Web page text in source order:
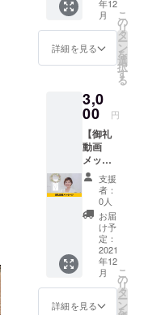
みのお
値段で
す。
在制作
中の
SHAON
のHPに
支援者
を掲載
させて
いただ
きま
す。 あ
なたの
お名前
SHAON
のHPで
PRでき
ます。
※購入時
の備考
欄に掲
載する
お名前
年12
月
詳細を見る
こ
の
リ
タ
ー
ン
を
選
択
す
る
3,0
00 円
【御礼
動画
メッ
セー
ジ】
SHAON
をただ
ただ応
援した
い人向
けのリ
ターン
です。
支援し
支援
者：
0人
お届
け予
定：
2021
年12
月
詳細を見る
こ
の
リ
タ
ー
ン
を